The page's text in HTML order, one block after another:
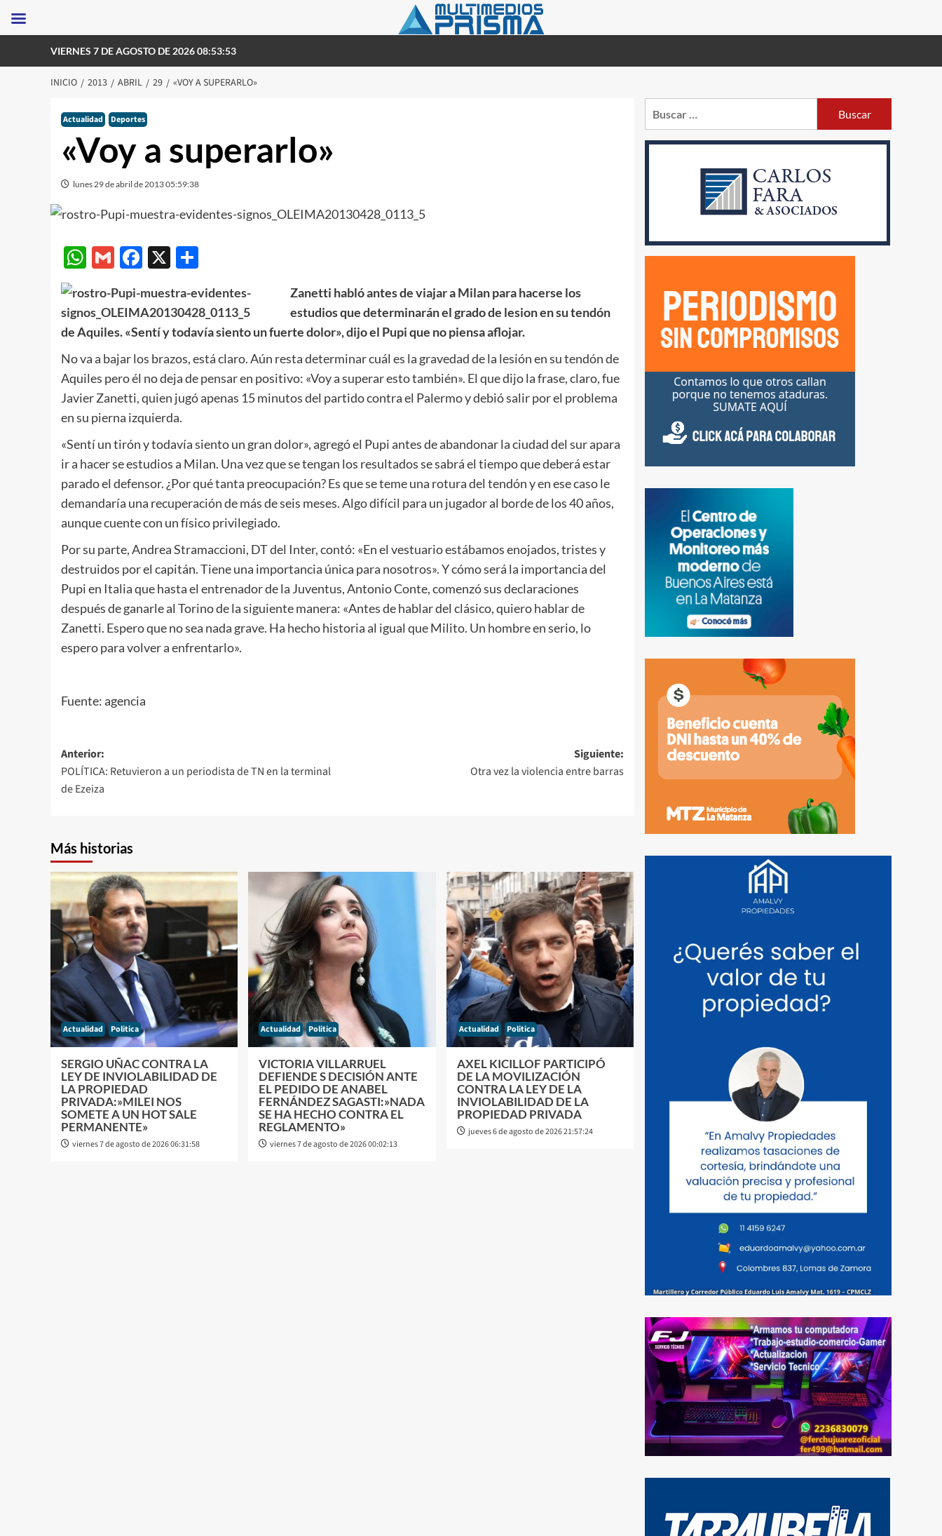
VIERNES 7 DE AGOSTO DE 2026 08:53:53
INICIO 2013 ABRIL 29 «VOY A SUPERARLO»
Actualidad Deportes
«Voy a superarlo»
lunes 29 de abril de 2013 05:59:38
WhatsApp
GmailFacebook
X
Zanetti habló antes de viajar a Milan para hacerse los
estudios que determinarán el grado de lesion en su tendón
de Aquiles. «Sentí y todavía siento un fuerte dolor», dijo el Pupi que no piensa aflojar.
No va a bajar los brazos, está claro. Aún resta determinar cuál es la gravedad de la lesión en su tendón de
Aquiles pero él no deja de pensar en positivo: «Voy a superar esto también». El que dijo la frase, claro, fue
Javier Zanetti, quien jugó apenas 15 minutos del partido contra el Palermo y debió salir por el problema
en su pierna izquierda.
«Sentí un tirón y todavía siento un gran dolor», agregó el Pupi antes de abandonar la ciudad del sur apara
ir a hacer se estudios a Milan. Una vez que se tengan los resultados se sabrá el tiempo que deberá estar
parado el defensor. ¿Por qué tanta preocupación? Es que se teme una rotura del tendón y en ese caso le
demandaría una recuperación de más de seis meses. Algo difícil para un jugador al borde de los 40 años,
aunque cuente con un físico privilegiado.
Por su parte, Andrea Stramaccioni, DT del Inter, contó: «En el vestuario estábamos enojados, tristes y
destruidos por el capitán. Tiene una importancia única para nosotros». Y cómo será la importancia del
Pupi en Italia que hasta el entrenador de la Juventus, Antonio Conte, comenzó sus declaraciones
después de ganarle al Torino de la siguiente manera: «Antes de hablar del clásico, quiero hablar de
Zanetti. Espero que no sea nada grave. Ha hecho historia al igual que Milito. Un hombre en serio, lo
espero para volver a enfrentarlo».
Fuente: agencia
Navegación
de
Anterior:
POLÍTICA: Retuvieron a un periodista de TN en la terminal
de Ezeiza
Siguiente:
Otra vez la violencia entre barras
Más historias
Actualidad Politica
SERGIO UÑAC CONTRA LA
LEY DE INVIOLABILIDAD DE
LA PROPIEDAD
PRIVADA:»MILEI NOS
SOMETE A UN HOT SALE
PERMANENTE»
viernes 7 de agosto de 2026 06:31:58
Actualidad Politica
VICTORIA VILLARRUEL
DEFIENDE S DECISIÓN ANTE
EL PEDIDO DE ANABEL
FERNÁNDEZ SAGASTI:»NADA
SE HA HECHO CONTRA EL
REGLAMENTO»
viernes 7 de agosto de 2026 00:02:13
Actualidad Politica
AXEL KICILLOF PARTICIPÓ
DE LA MOVILIZACIÓN
CONTRA LA LEY DE LA
INVIOLABILIDAD DE LA
PROPIEDAD PRIVADA
jueves 6 de agosto de 2026 21:57:24